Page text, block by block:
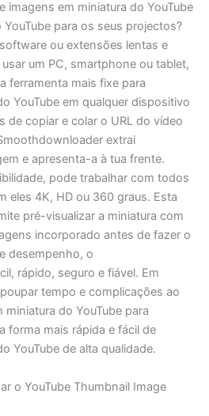
imagens em miniatura do YouTube
para os seus projectos?
ou extensões lentas e
um PC, smartphone ou tablet,
ferramenta mais fixe para
YouTube em qualquer dispositivo
de copiar e colar o URL do vídeo
extrai
e apresenta-a à tua frente.
pode trabalhar com todos
eles 4K, HD ou 360 graus. Esta
pré-visualizar a miniatura com
incorporado antes de fazer o
desempenho, o
rápido, seguro e fiável. Em
tempo e complicações ao
do YouTube para
forma mais rápida e fácil de
YouTube de alta qualidade.
o YouTube Thumbnail Image